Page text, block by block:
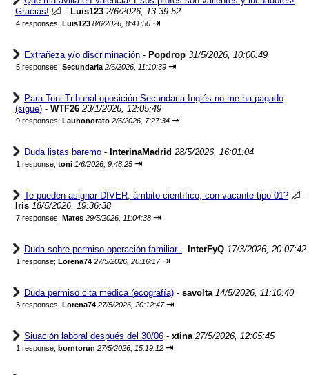
Gracias!
- Luis123 2/6/2026, 13:39:52
4 responses; Luis123 8/6/2026, 8:41:50 ⇥
Extrañeza y/o discriminación - Popdrop 31/5/2026, 10:00:49
5 responses; Secundaria 2/6/2026, 11:10:39 ⇥
Para Toni:Tribunal oposición Secundaria Inglés no me ha pagado
(sigue) - WTF26 23/1/2026, 12:05:49
9 responses; Lauhonorato 2/6/2026, 7:27:34 ⇥
Duda listas baremo - InterinaMadrid 28/5/2026, 16:01:04
1 response; toni 1/6/2026, 9:48:25 ⇥
Te pueden asignar DIVER, ámbito científico, con vacante tipo 01?
-
Iris 18/5/2026, 19:36:38
7 responses; Mates 29/5/2026, 11:04:38 ⇥
Duda sobre permiso operación familiar. - InterFyQ 17/3/2026, 20:07:42
1 response; Lorena74 27/5/2026, 20:16:17 ⇥
Duda permiso cita médica (ecografía) - savolta 14/5/2026, 11:10:40
3 responses; Lorena74 27/5/2026, 20:12:47 ⇥
Siuación laboral después del 30/06 - xtina 27/5/2026, 12:05:45
1 response; borntorun 27/5/2026, 15:19:12 ⇥